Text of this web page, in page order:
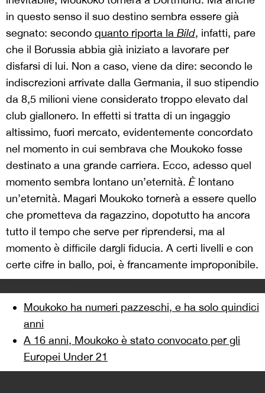
in questo senso il suo destino sembra essere già
segnato: secondo quanto riporta la Bild, infatti, pare
che il Borussia abbia già iniziato a lavorare per
disfarsi di lui. Non a caso, viene da dire: secondo le
indiscrezioni arrivate dalla Germania, il suo stipendio
da 8,5 milioni viene considerato troppo elevato dal
club giallonero. In effetti si tratta di un ingaggio
altissimo, fuori mercato, evidentemente concordato
nel momento in cui sembrava che Moukoko fosse
destinato a una grande carriera. Ecco, adesso quel
momento sembra lontano un’eternità. È lontano
un’eternità. Magari Moukoko tornerà a essere quello
che prometteva da ragazzino, dopotutto ha ancora
tutto il tempo che serve per riprendersi, ma al
momento è difficile dargli fiducia. A certi livelli e con
certe cifre in ballo, poi, è francamente improponibile.
Moukoko ha numeri pazzeschi, e ha solo quindici
anni
A 16 anni, Moukoko è stato convocato per gli
Europei Under 21